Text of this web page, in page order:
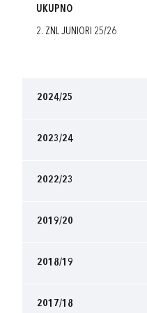
UKUPNO
2. ZNL JUNIORI 25/26
2024/25
2023/24
2022/23
2019/20
2018/19
2017/18